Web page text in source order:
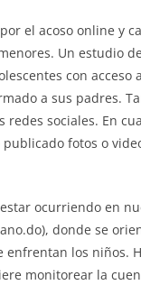
el acoso online y
Un estudio
con
a sus padres.
sociales. En
fotos o
ocurriendo en
donde se
los niños.
monitorear la